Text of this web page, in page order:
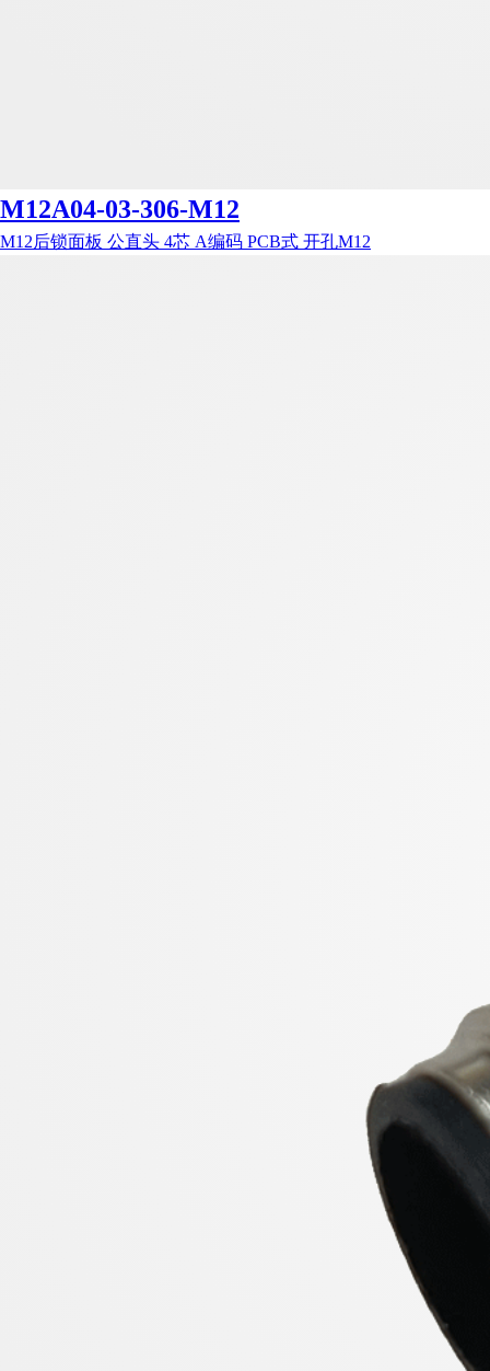
M12A04-03-306-M12
M12后锁面板 公直头 4芯 A编码 PCB式 开孔M12